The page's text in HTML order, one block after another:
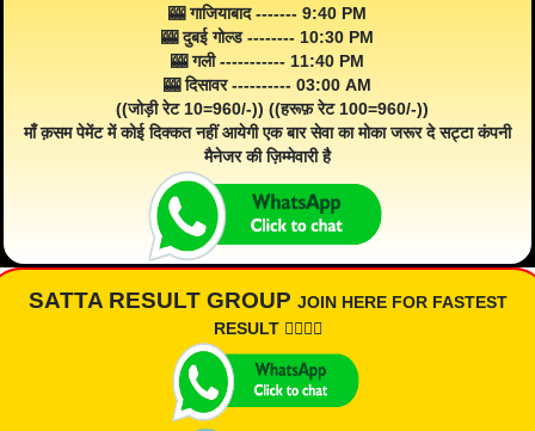
🎰 गाजियाबाद ------- 9:40 PM
🎰 दुबई गोल्ड -------- 10:30 PM
🎰 गली ----------- 11:40 PM
🎰 दिसावर ---------- 03:00 AM
((जोड़ी रेट 10=960/-)) ((हरूफ़ रेट 100=960/-))
माँ क़सम पेमेंट में कोई दिक्कत नहीं आयेगी एक बार सेवा का मोका जरूर दे सट्टा कंपनी
मैनेजर की ज़िम्मेवारी है
SATTA RESULT GROUP JOIN HERE FOR FASTEST
RESULT 👇🏾👇🏾